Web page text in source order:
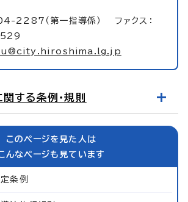
2287（第一指導係） ファクス：
する条例・規則
このページを見た人は
んなページも見ています
条例